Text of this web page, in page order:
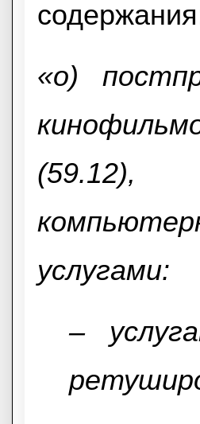
«o)
(59.12),
услугами:
–